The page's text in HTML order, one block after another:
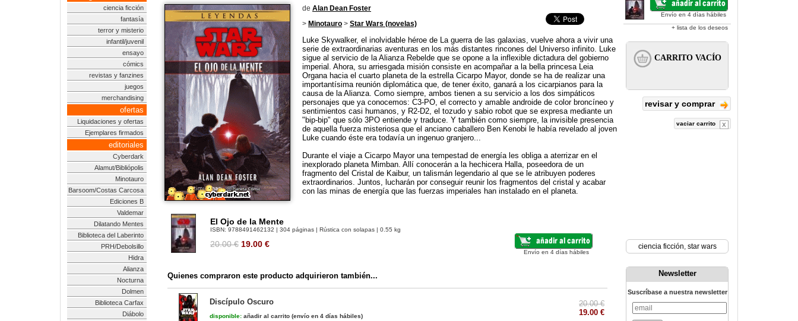
ciencia ficción
fantasía
terror y misterio
infantil/juvenil
ensayo
cómics
revistas y fanzines
juegos
merchandising
ofertas
Liquidaciones y ofertas
Ejemplares firmados
editoriales
Cyberdark
Alamut/Bibliópolis
Minotauro
Barsoom/Costas Carcosa
Ediciones B
Valdemar
Dilatando Mentes
Biblioteca del Laberinto
PRH/Debolsillo
Hidra
Alianza
Nocturna
Dolmen
Biblioteca Carfax
Diábolo
de Alan Dean Foster
> Minotauro > Star Wars (novelas)
Luke Skywalker, el inolvidable héroe de La guerra de las galaxias, vuelve ahora a vivir una
serie de extraordinarias aventuras en los más distantes rincones del Universo infinito. Luke
sigue al servicio de la Alianza Rebelde que se opone a la inflexible dictadura del gobierno
imperial. Ahora, su arriesgada misión consiste en acompañar a la bella princesa Leia
Organa hacia el cuarto planeta de la estrella Cicarpo Mayor, donde se ha de realizar una
importantísima reunión diplomática que, de tener éxito, ganará a los cicarpianos para la
causa de la Alianza. Como siempre, ambos tienen a su servicio a los dos simpáticos
personajes que ya conocemos: C3-PO, el correcto y amable androide de color broncíneo y
sentimientos casi humanos, y R2-D2, el tozudo y sabio robot que se expresa mediante un
"bip-bip" que sólo 3PO entiende y traduce. Y también como siempre, la invisible presencia
de aquella fuerza misteriosa que el anciano caballero Ben Kenobi le había revelado al joven
Luke cuando éste era todavía un ingenuo granjero...
Durante el viaje a Cicarpo Mayor una tempestad de energía les obliga a aterrizar en el
inexplorado planeta Mimban. Allí conocerán a la hechicera Halla, poseedora de un
fragmento del Cristal de Kaibur, un talismán legendario al que se le atribuyen poderes
extraordinarios. Juntos, lucharán por conseguir reunir los fragmentos del cristal y acabar
con las minas de energía que las fuerzas imperiales han instalado en el planeta.
El Ojo de la Mente
ISBN: 9788491462132 | 304 páginas | Rústica con solapas | 0.55 kg
20.00 € 19.00 €
Envío en 4 días hábiles
Quienes compraron este producto adquirieron también...
Discípulo Oscuro
disponible: añadir al carrito (envío en 4 días hábiles)
20.00 €
19.00 €
Envío en 4 días hábiles
+ lista de los deseos
revisar y comprar
vaciar carrito
ciencia ficción, star wars
Newsletter
Suscríbase a nuestra newsletter